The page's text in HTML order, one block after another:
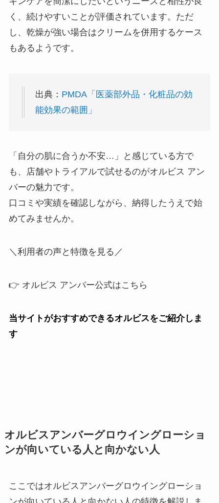
く、続けやすいことが評価されています。ただ
し、乾燥が強い場合はクリームを併用するケース
もあるようです。
出典： PMDA「医薬部外品・化粧品の効
能効果の範囲」
「自分の肌に合うか不安…」と感じている方で
も、店舗やトライアルで試せるのがオルビス アン
バーの魅力です。
口コミや実績を確認しながら、納得したうえで始
めてみませんか。
＼利用者の声と特徴を見る／
👉 オルビス アンバー公式はこちら
当サイトがおすすめできるオルビスをご紹介しま
す
オルビスアンバーグロウイングローショ
ンが向いている人と向かない人
ここではオルビスアンバーグロウイングローショ